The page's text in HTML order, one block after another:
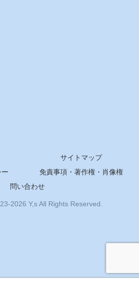
サイトマップ
免責事項・著作権・肖像権
問い合わせ
2026 Y,s All Rights Reserved.